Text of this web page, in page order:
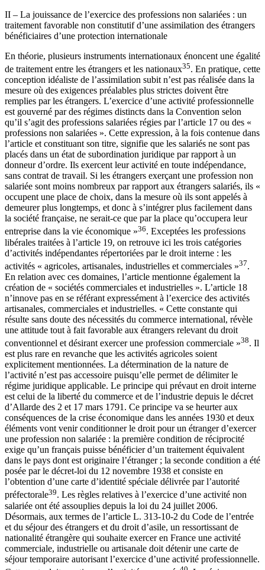
II – La jouissance de l’exercice des professions non salariées : un
traitement favorable non constitutif d’une assimilation des étrangers
bénéficiaires d’une protection internationale
En théorie, plusieurs instruments internationaux énoncent une égalité
de traitement entre les étrangers et les nationaux35. En pratique, cette
conception idéaliste de l’assimilation subit n’est pas réalisée dans la
mesure où des exigences préalables plus strictes doivent être
remplies par les étrangers. L’exercice d’une activité professionnelle
est gouverné par des régimes distincts dans la Convention selon
qu’il s’agit des professions salariées régies par l’article 17 ou des «
professions non salariées ». Cette expression, à la fois contenue dans
l’article et constituant son titre, signifie que les salariés ne sont pas
placés dans un état de subordination juridique par rapport à un
donneur d’ordre. Ils exercent leur activité en toute indépendance,
sans contrat de travail. Si les étrangers exerçant une profession non
salariée sont moins nombreux par rapport aux étrangers salariés, ils «
occupent une place de choix, dans la mesure où ils sont appelés à
demeurer plus longtemps, et donc à s’intégrer plus facilement dans
la société française, ne serait-ce que par la place qu’occupera leur
entreprise dans la vie économique »36. Exceptées les professions
libérales traitées à l’article 19, on retrouve ici les trois catégories
d’activités indépendantes répertoriées par le droit interne : les
activités « agricoles, artisanales, industrielles et commerciales »37.
En relation avec ces domaines, l’article mentionne également la
création de « sociétés commerciales et industrielles ». L’article 18
n’innove pas en se référant expressément à l’exercice des activités
artisanales, commerciales et industrielles. « Cette constante qui
résulte sans doute des nécessités du commerce international, révèle
une attitude tout à fait favorable aux étrangers relevant du droit
conventionnel et désirant exercer une profession commerciale »38. Il
est plus rare en revanche que les activités agricoles soient
explicitement mentionnées. La détermination de la nature de
l’activité n’est pas accessoire puisqu’elle permet de délimiter le
régime juridique applicable. Le principe qui prévaut en droit interne
est celui de la liberté du commerce et de l’industrie depuis le décret
d’Allarde des 2 et 17 mars 1791. Ce principe va se heurter aux
conséquences de la crise économique dans les années 1930 et deux
éléments vont venir conditionner le droit pour un étranger d’exercer
une profession non salariée : la première condition de réciprocité
exige qu’un français puisse bénéficier d’un traitement équivalent
dans le pays dont est originaire l’étranger ; la seconde condition a été
posée par le décret-loi du 12 novembre 1938 et consiste en
l’obtention d’une carte d’identité spéciale délivrée par l’autorité
préfectorale39. Les règles relatives à l’exercice d’une activité non
salariée ont été assouplies depuis la loi du 24 juillet 2006.
Désormais, aux termes de l’article L. 313-10-2 du Code de l’entrée
et du séjour des étrangers et du droit d’asile, un ressortissant de
nationalité étrangère qui souhaite exercer en France une activité
commerciale, industrielle ou artisanale doit détenir une carte de
séjour temporaire autorisant l’exercice d’une activité professionnelle.